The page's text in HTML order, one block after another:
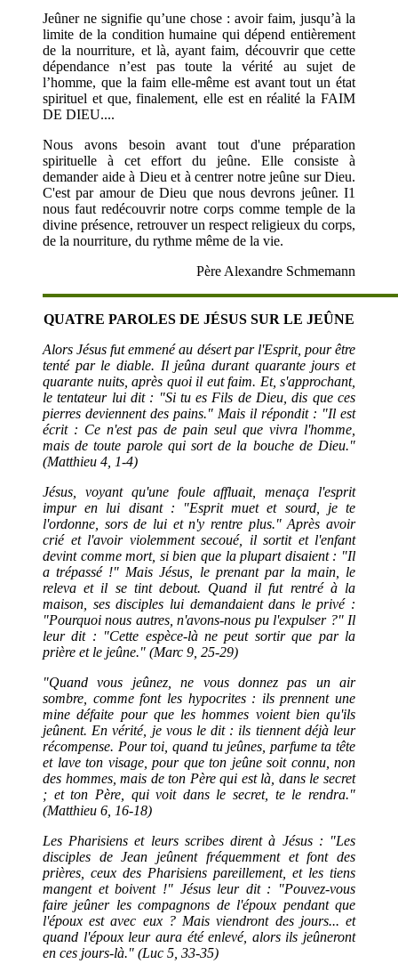
Jeûner ne signifie qu’une chose : avoir faim, jusqu’à la
limite de la condition humaine qui dépend entièrement
de la nourriture, et là, ayant faim, découvrir que cette
dépendance n’est pas toute la vérité au sujet de
l’homme, que la faim elle-même est avant tout un état
spirituel et que, finalement, elle est en réalité la FAIM
DE DIEU....
Nous avons besoin avant tout d'une préparation
spirituelle à cet effort du jeûne. Elle consiste à
demander aide à Dieu et à centrer notre jeûne sur Dieu.
C'est par amour de Dieu que nous devrons jeûner. I1
nous faut redécouvrir notre corps comme temple de la
divine présence, retrouver un respect religieux du corps,
de la nourriture, du rythme même de la vie.
Père Alexandre Schmemann
QUATRE PAROLES DE JÉSUS SUR LE JEÛNE
Alors Jésus fut emmené au désert par l'Esprit, pour être
tenté par le diable. Il jeûna durant quarante jours et
quarante nuits, après quoi il eut faim. Et, s'approchant,
le tentateur lui dit : "Si tu es Fils de Dieu, dis que ces
pierres deviennent des pains." Mais il répondit : "Il est
écrit : Ce n'est pas de pain seul que vivra l'homme,
mais de toute parole qui sort de la bouche de Dieu."
(Matthieu 4, 1-4)
Jésus, voyant qu'une foule affluait, menaça l'esprit
impur en lui disant : "Esprit muet et sourd, je te
l'ordonne, sors de lui et n'y rentre plus." Après avoir
crié et l'avoir violemment secoué, il sortit et l'enfant
devint comme mort, si bien que la plupart disaient : "Il
a trépassé !" Mais Jésus, le prenant par la main, le
releva et il se tint debout. Quand il fut rentré à la
maison, ses disciples lui demandaient dans le privé :
"Pourquoi nous autres, n'avons-nous pu l'expulser ?" Il
leur dit : "Cette espèce-là ne peut sortir que par la
prière et le jeûne." (Marc 9, 25-29)
"Quand vous jeûnez, ne vous donnez pas un air
sombre, comme font les hypocrites : ils prennent une
mine défaite pour que les hommes voient bien qu'ils
jeûnent. En vérité, je vous le dit : ils tiennent déjà leur
récompense. Pour toi, quand tu jeûnes, parfume ta tête
et lave ton visage, pour que ton jeûne soit connu, non
des hommes, mais de ton Père qui est là, dans le secret
; et ton Père, qui voit dans le secret, te le rendra."
(Matthieu 6, 16-18)
Les Pharisiens et leurs scribes dirent à Jésus : "Les
disciples de Jean jeûnent fréquemment et font des
prières, ceux des Pharisiens pareillement, et les tiens
mangent et boivent !" Jésus leur dit : "Pouvez-vous
faire jeûner les compagnons de l'époux pendant que
l'époux est avec eux ? Mais viendront des jours... et
quand l'époux leur aura été enlevé, alors ils jeûneront
en ces jours-là." (Luc 5, 33-35)